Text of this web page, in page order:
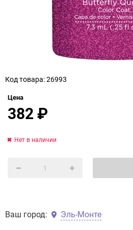
Код товара: 26993
Цена
382₽
Нет в наличии
Ваш город: Эль-Монте